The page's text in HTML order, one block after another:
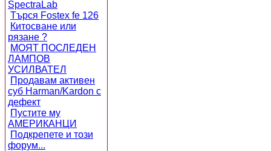
SpectraLab
Търся Fostex fe 126
Китосване или
рязане ?
МОЯТ ПОСЛЕДЕН
ЛАМПОВ
УСИЛВАТЕЛ
Продавам активен
суб Harman/Kardon с
дефект
Пустите му
АМЕРИКАНЦИ
Подкрепете и този
форум...